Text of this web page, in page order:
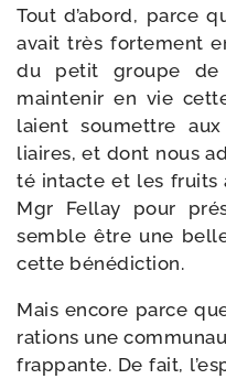
Tout d’abord, parce
avait très for­te­ment
du petit groupe de
main­te­nir en vie
laient sou­mettre
liaires, et dont nous
té intacte et les fruits
Mgr Fellay pour
semble être une
cette bénédiction.
Mais encore parce
ra­tions une
frap­pante. De fait,